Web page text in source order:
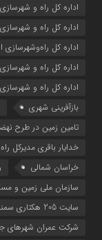
اداره كل راه و
اداره كل راه و
اداره كل راه‌و‌شهرسازي
اداره کل راه و
اداره کل راه و
بازآفرینی شهری
تامین زمین در طرح
خدایار باقری مدیرکل
خراسان شمالی
سازمان ملی زمین و
سایت 205 هکتاری سمنان
شرکت عمران شهرهای